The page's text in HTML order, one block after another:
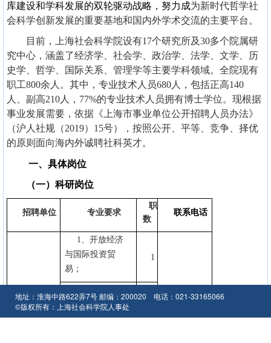
库建设和学科发展的双轮驱动战略，努力成为新时代哲学社
会科学创新发展的重要基地和国内外学术交流的主要平台。
目前，上海社会科学院设有17个研究所及30多个院属研
究中心，涵盖了经济学、社会学、政治学、法学、文学、历
史学、哲学、国际关系、管理学等主要学科领域。全院现有
职工800余人。其中，专业技术人员680人，包括正高140
人、副高210人，77%的专业技术人员拥有博士学位。现根据
事业发展需要，依据《上海市事业单位公开招聘人员办法》
（沪人社规（2019）15号），按照公开、平等、竞争、择优
的原则面向海内外诚聘社科英才。
一、具体岗位
（一）科研岗位
招聘单位 专业要求
职
数
联系电话
经济研究
所
1、开放经济
与国际投资贸
易；
1
与创新发展、计
量经济理论与应
地址：淮海中路622弄7号 邮编：200020 电话：021-33165066
©版权所有：上海社会科学院人事处